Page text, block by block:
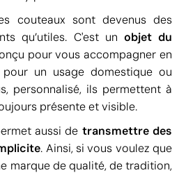
couteaux sont devenus des
qu’utiles. C'est un objet du
pour vous accompagner en
un usage domestique ou
personnalisé, ils permettent à
présente et visible.
aussi de transmettre des
. Ainsi, si vous voulez que
marque de qualité, de tradition,